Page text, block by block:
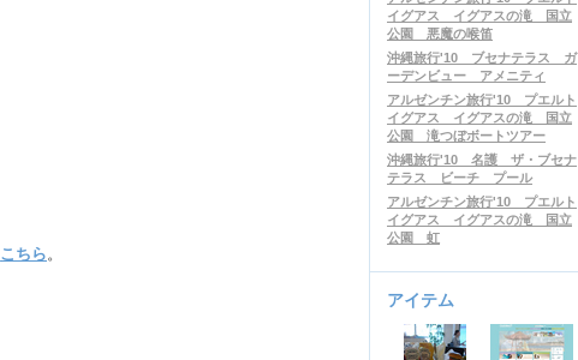
こちら 。
イグアス イグアスの滝 国立
公園 悪魔の喉笛
沖縄旅行'10 ブセナテラス ガ
ーデンビュー アメニティ
アルゼンチン旅行'10 プエルト
イグアス イグアスの滝 国立
公園 滝つぼボートツアー
沖縄旅行'10 名護 ザ・ブセナ
テラス ビーチ プール
アルゼンチン旅行'10 プエルト
イグアス イグアスの滝 国立
公園 虹
アイテム